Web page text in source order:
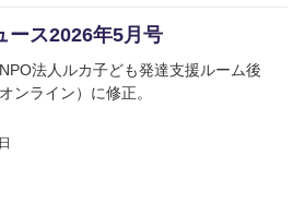
ース2026年5月号
法人ルカ子ども発達支援ルーム後
ライン）に修正。